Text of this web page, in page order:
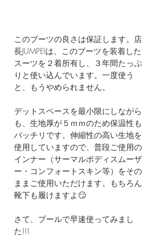
このブーツの良さは保証します。店
長JUMPEIは、このブーツを装着した
スーツを２着所有し、３年間たっぷ
りと使い込んでいます。一度使う
と、もうやめられません。
デットスペースを最小限にしながら
も、生地厚が５ｍｍのため保温性も
バッチリです。伸縮性の高い生地を
使用していますので、普段ご使用の
インナー（サーマルボディスムーザ
ー・コンフォートスキン等）をその
ままご使用いただけます。もちろん
靴下も履けますよ😏
さて、プールで早速使ってみまし
た!!!